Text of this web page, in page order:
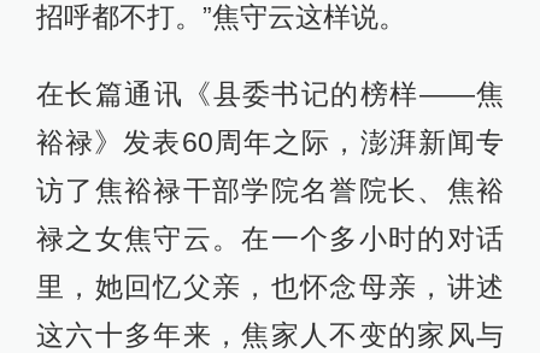
招呼都不打。”焦守云这样说。
在长篇通讯《县委书记的榜样——焦
裕禄》发表60周年之际，澎湃新闻专
访了焦裕禄干部学院名誉院长、焦裕
禄之女焦守云。在一个多小时的对话
里，她回忆父亲，也怀念母亲，讲述
这六十多年来，焦家人不变的家风与